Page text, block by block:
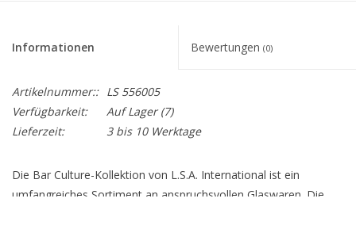
Informationen Bewertungen (0)
Artikelnummer:: LS 556005
Verfügbarkeit:
Auf Lager(7)
Lieferzeit:
3 bis 10 Werktage
Die Bar Culture-Kollektion von L.S.A. International ist ein
umfangreiches Sortiment an anspruchsvollen Glaswaren. Die